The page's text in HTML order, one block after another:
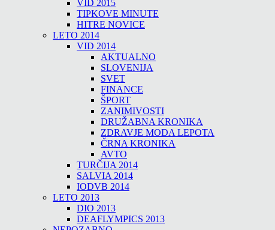
VID 2015
TIPKOVE MINUTE
HITRE NOVICE
LETO 2014
VID 2014
AKTUALNO
SLOVENIJA
SVET
FINANCE
ŠPORT
ZANIMIVOSTI
DRUŽABNA KRONIKA
ZDRAVJE MODA LEPOTA
ČRNA KRONIKA
AVTO
TURČIJA 2014
SALVIA 2014
IODVB 2014
LETO 2013
DIO 2013
DEAFLYMPICS 2013